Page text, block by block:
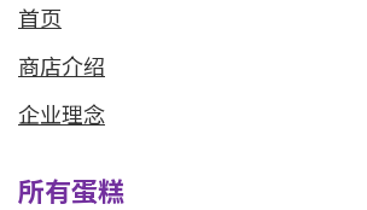
首页
商店介绍
企业理念
所有蛋糕